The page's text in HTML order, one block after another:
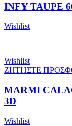
INFY TAUPE
Wishlist
Wishlist
ΖΗΤΗΣΤΕ
MARMI
3D
Wishlist